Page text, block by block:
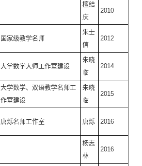
檀结
庆
2010
国家级教学名师
朱士
信
2012
大学数学大师工作室建设
朱晓
临
2014
大学数学、双语教学名师工
作室建设
朱晓
临
2015
唐烁名师工作室 唐烁 2016
杨志
林
2016